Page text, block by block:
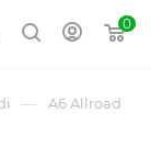
0
— A6 Allroad